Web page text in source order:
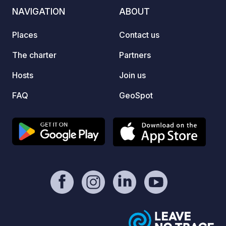
NAVIGATION
Places
The charter
Hosts
FAQ
ABOUT
Contact us
Partners
Join us
GeoSpot